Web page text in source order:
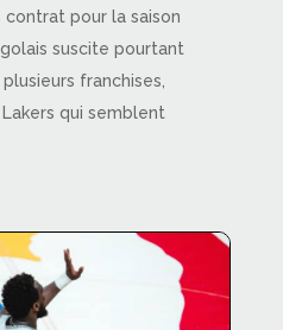
contrat pour la saison
suscite pourtant
franchises,
qui semblent